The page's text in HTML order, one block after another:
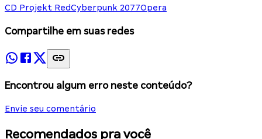
CD Projekt RedCyberpunk 2077Opera
Compartilhe em suas redes
Encontrou algum erro neste conteúdo?
Envie seu comentário
Recomendados pra você